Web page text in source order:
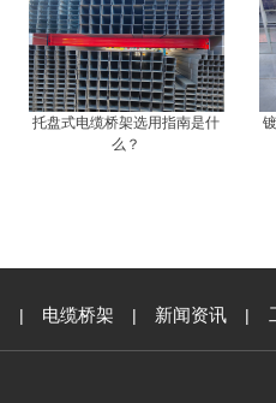
托盘式电缆桥架选用指南是什
么？
| 电缆桥架 | 新闻资讯 |